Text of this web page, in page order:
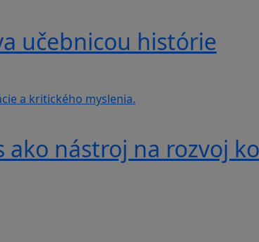
učebnicou histórie
nástroj na rozvoj